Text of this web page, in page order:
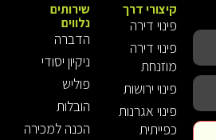
קיצורי דרך
פינוי דירה
פינוי דירה
מוזנחת
פינוי ירושות
פינוי אגרנות
כפייתית
שירותים
נלווים
הדברה
ניקיון יסודי
פוליש
הובלות
הכנה למכירה